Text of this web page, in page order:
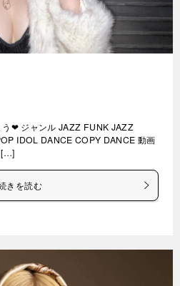
う❤︎ ジャンル JAZZ FUNK JAZZ
IDOL DANCE COPY DANCE 動画
[…]
きを読む